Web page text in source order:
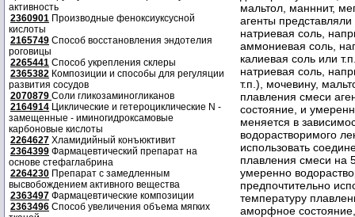
активность
2360901 Производные феноксиуксусной
кислоты
2165749 Способ восстановления эндотелия
роговицы
2265441 Способ укрепления склеры
2365382 Композиции и способы для регуляции
развития сосудов
2070879 Соли гликозаминогликанов
2164914 Циклические и гетероциклические N -
замещенные - иминогидроксамовые
карбоновые кислоты
2264627 Хламидийный конъюктивит
2364399 Фармацевтический препарат на
основе стефаглабрина
2264230 Препарат с замедленным
высвобождением активного вещества
2363497 Фармацевтические композиции
2363496 Способ увеличения объема мягких
мальтол, манннит,
агенты
натриевая соль,
аммониевая соль,
калиевая соль или
натриевая соль,
т.п.), мочевину,
плавления смеси
состояние, и
меняется в
водорастворимого
использовать
плавления смеси на
умеренно
предпочтительно
температуру
аморфное